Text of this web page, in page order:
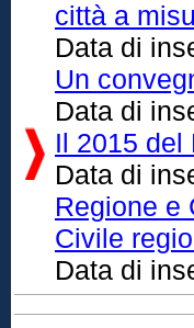
città a
Data di
Un
Data di
Il 2015 del
Data di
Regione e
Civile
Data di